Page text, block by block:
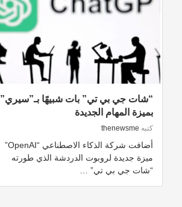
“شات جي بي تي” بات شبيهًا بـ”سيري”
بميزة المهام الجديدة
كتبه thenewsme
أضافت شركة الذكاء الاصطناعي “OpenAI”
ميزة جديدة لروبوت الدردشة الذي طورته
“شات جي بي تي” …